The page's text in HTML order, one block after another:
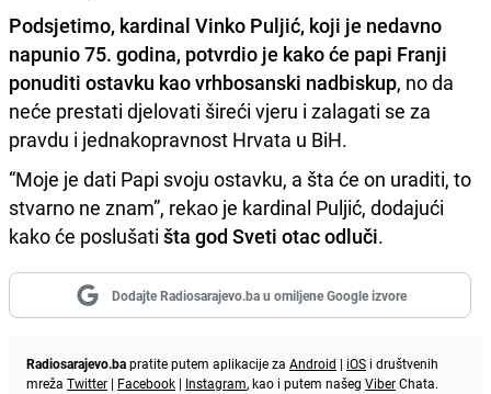
Podsjetimo, kardinal Vinko Puljić, koji je nedavno
napunio 75. godina, potvrdio je kako će papi Franji
ponuditi ostavku kao vrhbosanski nadbiskup, no da
neće prestati djelovati šireći vjeru i zalagati se za
pravdu i jednakopravnost Hrvata u BiH.
“Moje je dati Papi svoju ostavku, a šta će on uraditi, to
stvarno ne znam”, rekao je kardinal Puljić, dodajući
kako će poslušati šta god Sveti otac odluči.
Dodajte Radiosarajevo.ba u omiljene Google izvore
Radiosarajevo.bapratite putem aplikacije za Android | iOS i društvenih
mreža Twitter | Facebook | Instagram, kao i putem našeg ViberChata.